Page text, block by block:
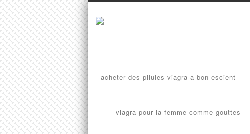
acheter des pilules viagra a bon escient
viagra pour la femme comme gouttes